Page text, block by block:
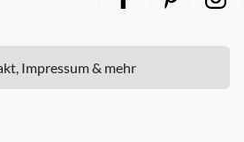
Impressum & mehr